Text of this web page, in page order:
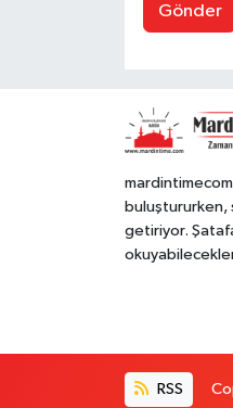
Gönder
buluştururken,
getiriyor.
RSS